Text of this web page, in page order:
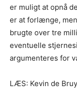
er muligt at opnå
er at forlænge,
brugte over tre
eventuelle
argumenteres for
LÆS: Kevin de